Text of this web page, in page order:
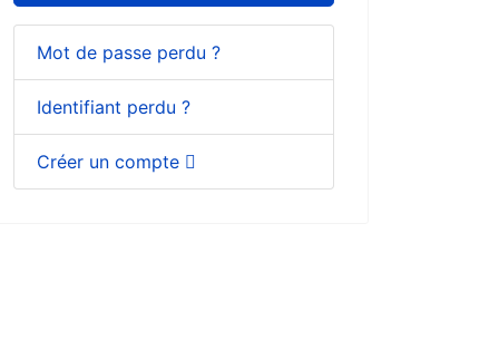
Mot de passe perdu ?
Identifiant perdu ?
Créer un compte